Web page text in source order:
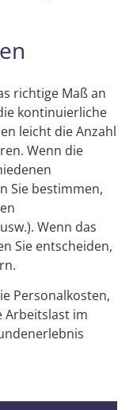
richtige Maß an
kontinuierliche
leicht die Anzahl
Wenn die
Sie bestimmen,
Wenn das
Sie entscheiden,
Personalkosten,
Arbeitslast im